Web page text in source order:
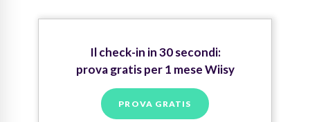
Il check-in in 30 secondi:
prova gratis per 1 mese Wiisy
PROVA GRATIS